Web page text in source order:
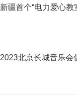
新疆首个“电力爱心教
2023北京长城音乐会